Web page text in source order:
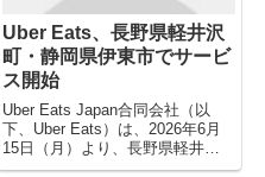
Uber Eats、長野県軽井沢
町・静岡県伊東市でサービ
ス開始
Uber Eats Japan合同会社（以
下、Uber Eats）は、2026年6月
15日（月）より、長野県軽井沢
町と静岡県伊東市において、新た